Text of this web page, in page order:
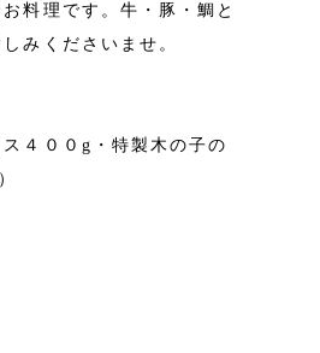
料理です。牛・豚・鯛と
みくださいませ。
４００g・特製木の子の